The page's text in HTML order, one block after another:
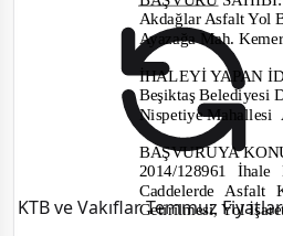
KTB ve Vakıflar Temmuz
Akdağlar Asfalt Yol
Ayazağa Mah.
İHALEYİ YAPAN
Beşiktaş Belediyesi
Nispetiye Mahallesi
BAŞVURUYA
2014/128961 İhale
Caddelerde Asfalt
Getirilmesi, Yol